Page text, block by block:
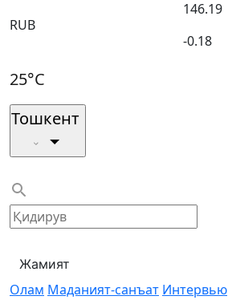
RUB
146.19
-0.18
25°C
Тошкент
Жамият
Олам Маданият-санъат Интервью